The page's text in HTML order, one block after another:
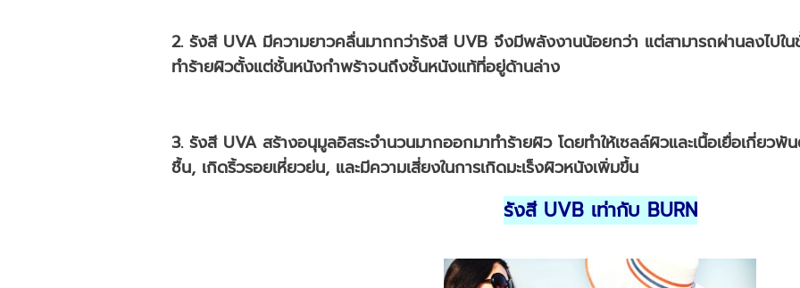
2. รังสี UVA มีความยาวคลื่นมากกว่ารังสี UVB จึงมีพลังงานน้อยกว่า แต่สามารถผ่านลงไปใ
ทำร้ายผิวตั้งแต่ชั้นหนังกำพร้าจนถึงชั้นหนังแท้ที่อยู่ด้านล่าง
3. รังสี UVA สร้างอนุมูลอิสระจำนวนมากออกมาทำร้ายผิว โดยทำให้เซลล์ผิวและเนื้อเยื่อเกี่ยว
ชื้น, เกิดริ้วรอยเหี่ยวย่น, และมีความเสี่ยงในการเกิดมะเร็งผิวหนังเพิ่มขึ้น
รังสี UVBเท่ากับ BURN